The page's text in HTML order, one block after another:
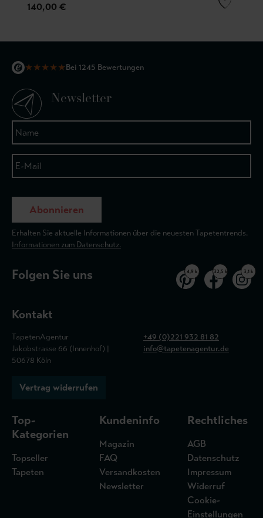
140,00 €
★★★★★Bei 1245 Bewertungen
Newsletter
Abonnieren
Erhalten Sie aktuelle Informationen über die neuesten Tapetentrends.
Informationen zum Datenschutz.
Folgen Sie uns 4,9 k 32,5 k 3,1 k
Kontakt
TapetenAgentur
Jakobstrasse 66 (Innenhof) |
50678 Köln
+49 (0)221 932 81 82
info@tapetenagentur.de
Vertrag widerrufen
Top-
Kategorien
Topseller
Tapeten
Kundeninfo
Magazin
FAQ
Versandkosten
Newsletter
Rechtliches
AGB
Datenschutz
Impressum
Widerruf
Cookie-
Einstellungen